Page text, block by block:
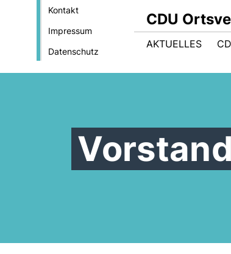
Kontakt
Impressum
Datenschutz
CDU
AKTUELLES